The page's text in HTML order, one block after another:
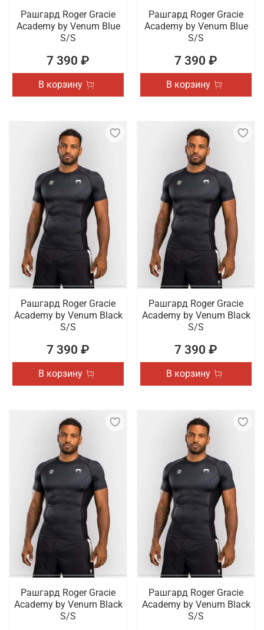
Рашгард Roger Gracie
Academy by Venum Blue
S/S
7 390 ₽
В корзину
Рашгард Roger Gracie
Academy by Venum Blue
S/S
7 390 ₽
В корзину
Рашгард Roger Gracie
Academy by Venum Black
S/S
7 390 ₽
В корзину
Рашгард Roger Gracie
Academy by Venum Black
S/S
7 390 ₽
В корзину
Рашгард Roger Gracie
Academy by Venum Black
S/S
Рашгард Roger Gracie
Academy by Venum Black
S/S